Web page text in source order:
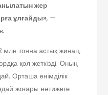
жер
ұлғайды», —
тонна астық жинап,
қол жеткізді. Оның
Орташа өнімділік
жоғары нәтижеге